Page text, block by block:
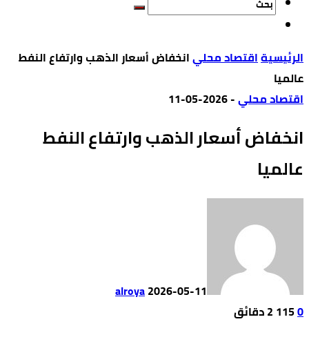
‫الرئيسية‬اقتصاد محليانخفاض أسعار الذهب وارتفاع النفط
عالميا
اقتصاد محلي-
2026-05-11
انخفاض أسعار الذهب وارتفاع النفط
عالميا
alroya2026-05-11
0
115 2 ‫دقائق‬